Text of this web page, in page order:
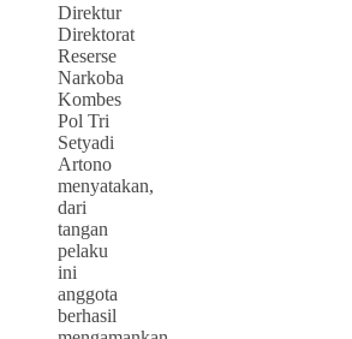
Direktur
Direktorat
Reserse
Narkoba
Kombes
Pol Tri
Setyadi
Artono
menyatakan,
dari
tangan
pelaku
ini
anggota
berhasil